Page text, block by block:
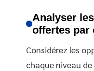
Analyser
offertes par
Considérez les
chaque niveau